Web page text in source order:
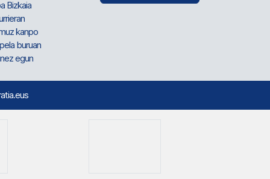
Bizkaia
kanpo
buruan
egun